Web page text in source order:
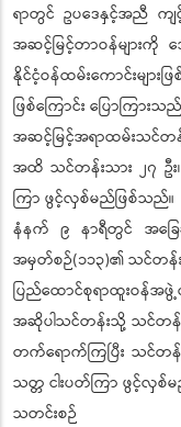
ရာတွင် ဥပဒေနှင့်အညီ က
အဆင့်မြင့်တာဝန်များကို
နိုင်ငံ့ဝန်ထမ်းကောင်းမျ
ဖြစ်ကြောင်း ပြောကြားသ
အဆင့်မြင့်အရာထမ်းသင်
အထိ သင်တန်းသား ၂၇ ဦး၊
ကြာ ဖွင့်လှစ်မည်ဖြစ်သည်။
နံနက် ၉ နာရီတွင် အခြေ
အမှတ်စဉ်(၁၁၃)၏ သင်တန်
ပြည်ထောင်စုရာထူးဝန်အဖွဲ့
အဆိုပါသင်တန်းသို့ သင်တန်းသ
တက်ရောက်ကြပြီး သင်
သတ္တ ငါးပတ်ကြာ ဖွင့်လှစ်
သတင်းစဉ်